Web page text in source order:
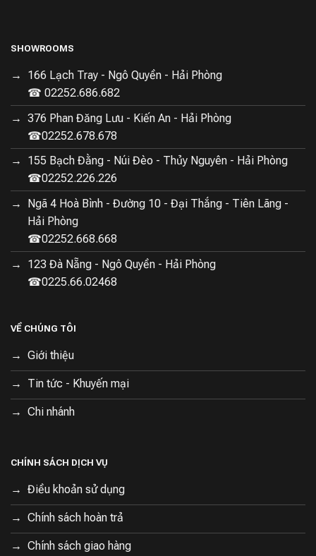
SHOWROOMS
166 Lạch Tray - Ngô Quyền - Hải Phòng
☎ 02252.686.682
376 Phan Đăng Lưu - Kiến An - Hải Phòng
☎02252.678.678
155 Bạch Đằng - Núi Đèo - Thủy Nguyên - Hải Phòng
☎02252.226.226
Ngã 4 Hoà Bình - Đường 10 - Đại Thắng - Tiên Lãng -
Hải Phòng
☎02252.668.668
123 Đà Nẵng - Ngô Quyền - Hải Phòng
☎0225.66.02468
VỀ CHÚNG TÔI
Giới thiệu
Tin tức - Khuyến mại
Chi nhánh
CHÍNH SÁCH DỊCH VỤ
Điều khoản sử dụng
Chính sách hoàn trả
Chính sách giao hàng